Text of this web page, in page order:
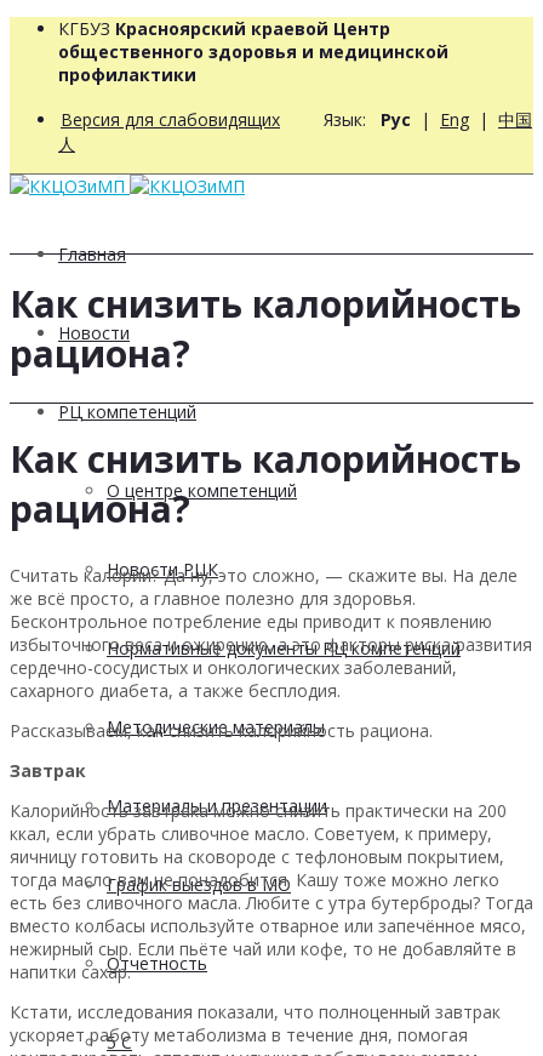
КГБУЗ Красноярский краевой Центр
общественного здоровья и медицинской
профилактики
Версия для слабовидящих Язык: Рус | Eng | 中国
人
Главная
Новости
РЦ компетенций
О центре компетенций
Новости РЦК
Нормативные документы РЦ компетенций
Методические материалы
Материалы и презентации
График выездов в МО
Отчетность
5 С
Как снизить калорийность
рациона?
Как снизить калорийность
рациона?
Считать калории? Да ну, это сложно, — скажите вы. На деле
же всё просто, а главное полезно для здоровья.
Бесконтрольное потребление еды приводит к появлению
избыточного веса и ожирению, а это факторы риска развития
сердечно-сосудистых и онкологических заболеваний,
сахарного диабета, а также бесплодия.
Рассказываем, как снизить калорийность рациона.
Завтрак
Калорийность завтрака можно снизить практически на 200
ккал, если убрать сливочное масло. Советуем, к примеру,
яичницу готовить на сковороде с тефлоновым покрытием,
тогда масло вам не понадобится. Кашу тоже можно легко
есть без сливочного масла. Любите с утра бутерброды? Тогда
вместо колбасы используйте отварное или запечённое мясо,
нежирный сыр. Если пьёте чай или кофе, то не добавляйте в
напитки сахар.
Кстати, исследования показали, что полноценный завтрак
ускоряет работу метаболизма в течение дня, помогая